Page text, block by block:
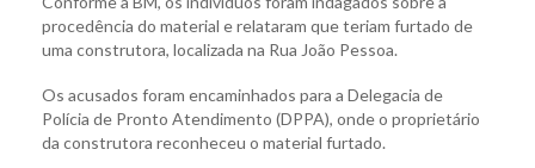
procedência do material e relataram que teriam furtado de
uma construtora, localizada na Rua João Pessoa.
Os acusados foram encaminhados para a Delegacia de
Polícia de Pronto Atendimento (DPPA), onde o proprietário
da construtora reconheceu o material furtado.